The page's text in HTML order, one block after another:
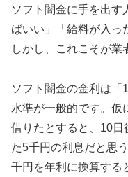
ソフト闇金に手を出す
ばいい」「給料が入っ
しかし、これこそが業
ソフト闇金の金利は「
水準が一般的です。仮
借りたとすると、10日
た5千円の利息だと思
千円を年利に換算する